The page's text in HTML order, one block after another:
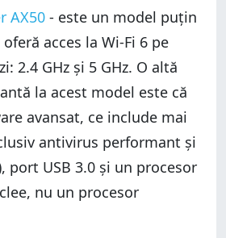
AX50 - este un model puțin
acces la Wi-Fi 6 pe
2.4 GHz și 5 GHz. O altă
la acest model este că
avansat, ce include mai
antivirus performant și
port USB 3.0 și un procesor
nu un procesor